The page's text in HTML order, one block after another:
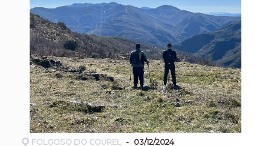
FOLGOSO DO COUREL 03/12/2024